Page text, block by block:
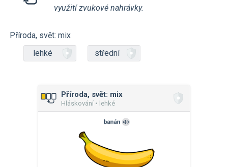
využití zvukové nahrávky.
Příroda, svět: mix
lehké
střední
Příroda, svět: mix
Hláskování • lehké